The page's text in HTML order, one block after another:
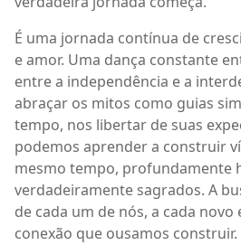
É uma jornada contínua de
e amor. Uma dança constante
entre a independência e a
abraçar os mitos como guias
tempo, nos libertar de suas
podemos aprender a construir
mesmo tempo, profundamente
verdadeiramente sagrados. A
de cada um de nós, a cada
conexão que ousamos construir.